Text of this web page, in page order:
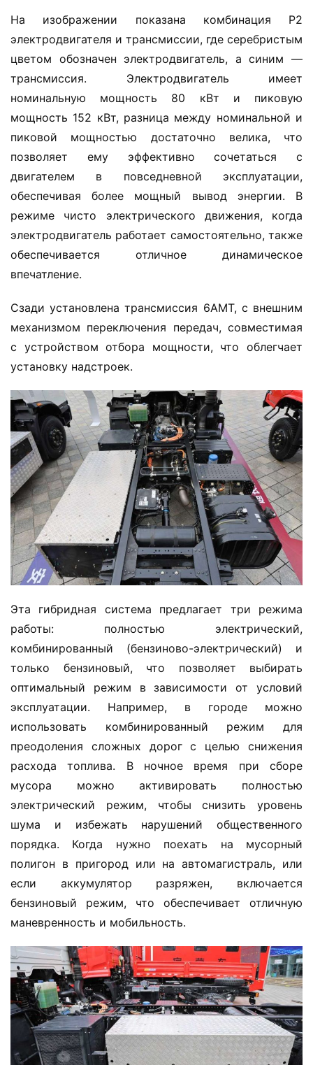
На изображении показана комбинация P2
электродвигателя и трансмиссии, где серебристым
цветом обозначен электродвигатель, а синим —
трансмиссия. Электродвигатель имеет
номинальную мощность 80 кВт и пиковую
мощность 152 кВт, разница между номинальной и
пиковой мощностью достаточно велика, что
позволяет ему эффективно сочетаться с
двигателем в повседневной эксплуатации,
обеспечивая более мощный вывод энергии. В
режиме чисто электрического движения, когда
электродвигатель работает самостоятельно, также
обеспечивается отличное динамическое
впечатление.
Сзади установлена трансмиссия 6AMT, с внешним
механизмом переключения передач, совместимая
с устройством отбора мощности, что облегчает
установку надстроек.
Эта гибридная система предлагает три режима
работы: полностью электрический,
комбинированный (бензиново-электрический) и
только бензиновый, что позволяет выбирать
оптимальный режим в зависимости от условий
эксплуатации. Например, в городе можно
использовать комбинированный режим для
преодоления сложных дорог с целью снижения
расхода топлива. В ночное время при сборе
мусора можно активировать полностью
электрический режим, чтобы снизить уровень
шума и избежать нарушений общественного
порядка. Когда нужно поехать на мусорный
полигон в пригород или на автомагистраль, или
если аккумулятор разряжен, включается
бензиновый режим, что обеспечивает отличную
маневренность и мобильность.